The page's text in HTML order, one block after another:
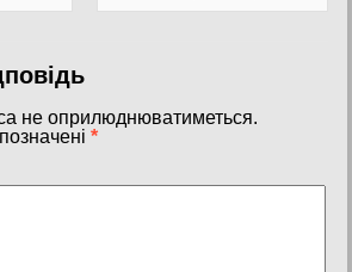
не оприлюднюватиметься.
*